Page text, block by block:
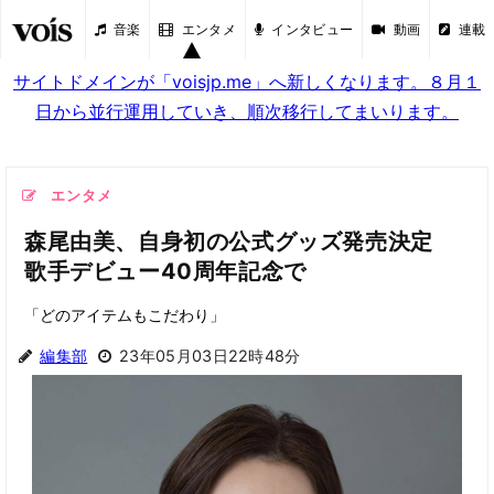
音楽 エンタメ インタビュー 動画 連載
サイトドメインが「voisjp.me」へ新しくなります。８月１
日から並行運用していき、順次移行してまいります。
エンタメ
森尾由美、自身初の公式グッズ発売決定
歌手デビュー40周年記念で
「どのアイテムもこだわり」
編集部 23年05月03日22時48分